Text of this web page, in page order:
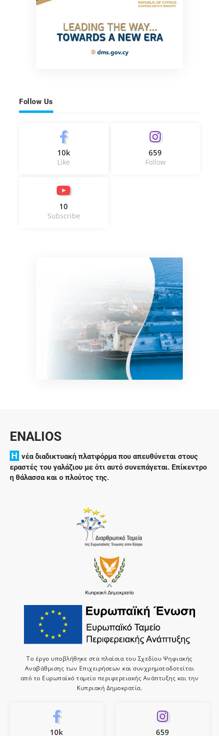
Follow Us
10k
Like
659
Follow
10
Subscribe
ENALIOS
H νέα διαδικτυακή πλατφόρμα που απευθύνεται στους
εραστές του γαλάζιου με ότι αυτό συνεπάγεται. Επίκεντρο
η θάλασσα και ο πλούτος της.
Το έργο υποβλήθηκε στα πλαίσια του Σχεδίου Ψηφιακής
Αναβάθμισης των Επιχειρήσεων και συνχρηματοδοτείται
από το Ευρωπαϊκό ταμείο περιφερειακής Ανάπτυξης και την
Κυπριακή Δημοκρατία.
10k 659